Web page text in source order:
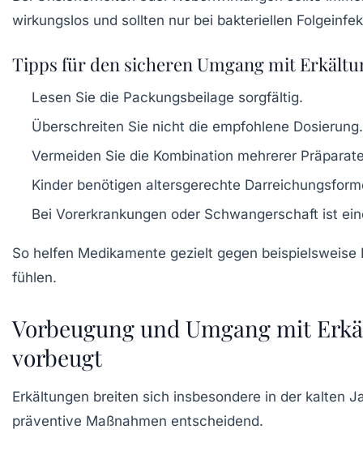
wirkungslos und sollten nur bei bakteriellen
Tipps für den sicheren Umgang mit
Lesen Sie die Packungsbeilage sorgfältig.
Überschreiten Sie nicht die empfohlene Dosierung.
Vermeiden Sie die Kombination mehrerer
Kinder benötigen altersgerechte
Bei Vorerkrankungen oder Schwangerschaft ist
So helfen Medikamente gezielt gegen
fühlen.
Vorbeugung und Umgang mit
vorbeugt
Erkältungen breiten sich insbesondere in der kalten
präventive Maßnahmen entscheidend.